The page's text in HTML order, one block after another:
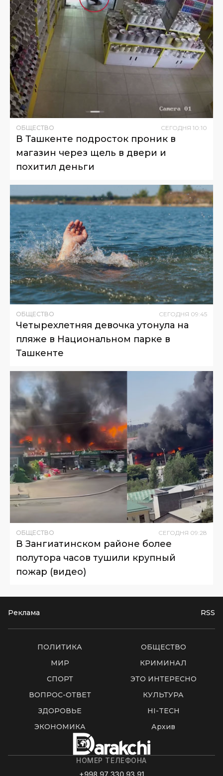
ОБЩЕСТВО СЕГОДНЯ 10:10
В Ташкенте подросток проник в
магазин через щель в двери и
похитил деньги
ОБЩЕСТВО СЕГОДНЯ 09:45
Четырехлетняя девочка утонула на
пляже в Национальном парке в
Ташкенте
ОБЩЕСТВО СЕГОДНЯ 09:28
В Зангиатинском районе более
полутора часов тушили крупный
пожар (видео)
Реклама RSS
ПОЛИТИКА
ОБЩЕСТВО
МИР
КРИМИНАЛ
СПОРТ
ЭТО ИНТЕРЕСНО
ВОПРОС-ОТВЕТ
КУЛЬТУРА
ЗДОРОВЬЕ
HI-TECH
ЭКОНОМИКА
Архив
НОМЕР ТЕЛЕФОНА